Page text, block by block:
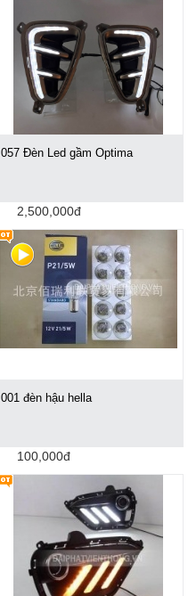
057 Đèn Led gầm Optima
2,500,000đ
001 đèn hậu hella
100,000đ